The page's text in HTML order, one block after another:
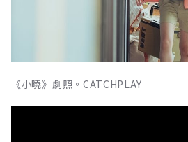
《小曉》劇照。CATCHPLAY